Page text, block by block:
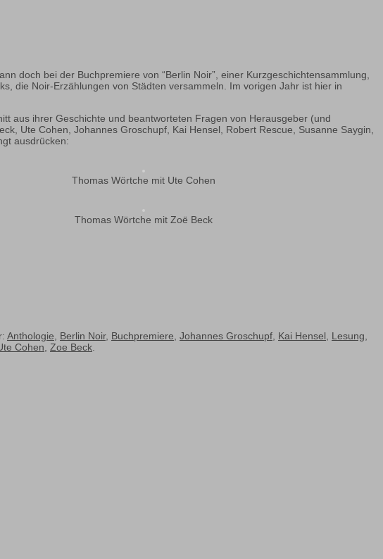
doch bei der Buchpremiere von “Berlin Noir”, einer Kurzgeschichtensammlung,
die Noir-Erzählungen von Städten versammeln. Im vorigen Jahr ist hier in
aus ihrer Geschichte und beantworteten Fragen von Herausgeber (und
Ute Cohen, Johannes Groschupf, Kai Hensel, Robert Rescue, Susanne Saygin,
ausdrücken:
Thomas Wörtche mit Ute Cohen
Thomas Wörtche mit Zoë Beck
Anthologie, Berlin Noir, Buchpremiere, Johannes Groschupf, Kai Hensel, Lesung,
Cohen, Zoe Beck.